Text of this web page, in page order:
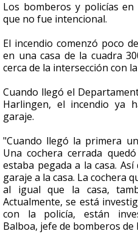
seconds
Los bomberos y policías
que no fue intencional.
El incendio comenzó poco
en una casa de la cuadra
cerca de la intersección con la
Cuando llegó el
Harlingen, el incendio ya
garaje.
"Cuando llegó la primera
Una cochera cerrada
estaba pegada a la casa.
garaje a la casa. La cochera
al igual que la casa,
Actualmente, se está
con la policía, están
Balboa, jefe de bomberos de